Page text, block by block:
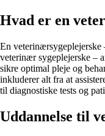
Hvad er en
En veterinærsygeplejerske
veterinær sygeplejerske –
sikre optimal pleje og
inkluderer alt fra at
til diagnostiske tests og
Uddannelse til